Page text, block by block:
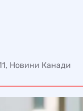
Новини Канади